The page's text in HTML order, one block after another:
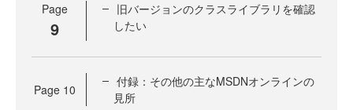
Page
9
旧バージョンのクラスライブラリを確認
したい
Page 10
付録：その他の主なMSDNオンラインの
見所